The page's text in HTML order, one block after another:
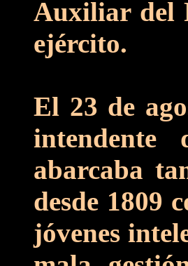
Auxiliar del
ejército.
El 23 de
intendente
abarcaba
desde 1809
jóvenes